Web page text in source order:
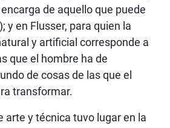
de aquello que puede
y en Flusser, para quien la
y artificial corresponde a
que el hombre ha de
de cosas de las que el
transformar.
arte y técnica tuvo lugar en la